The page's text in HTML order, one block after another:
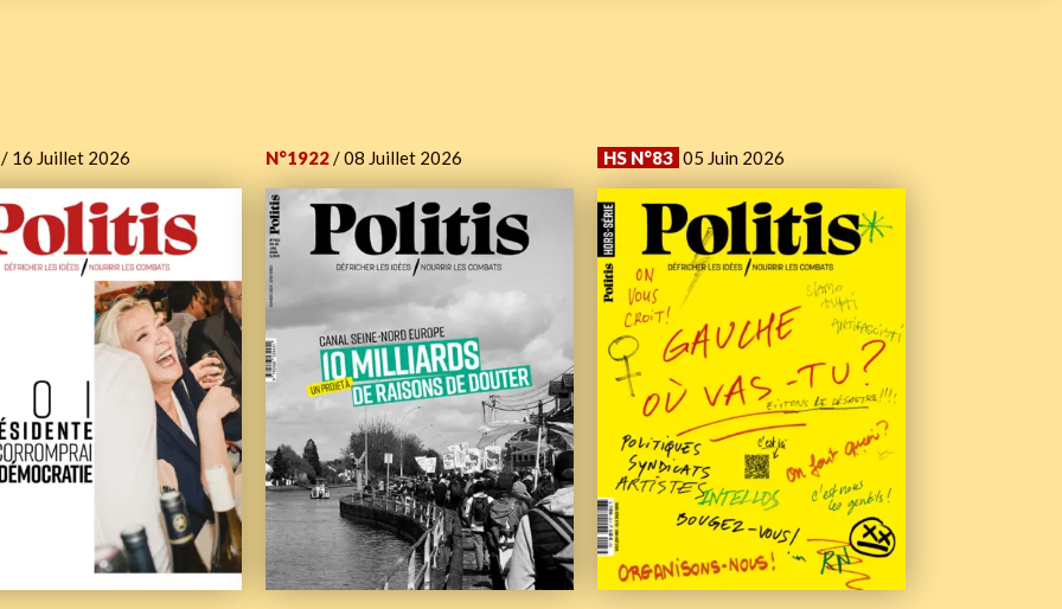
/ 16 Juillet 2026 N°1922/ 08 Juillet 2026 HS N°83 05 Juin 2026